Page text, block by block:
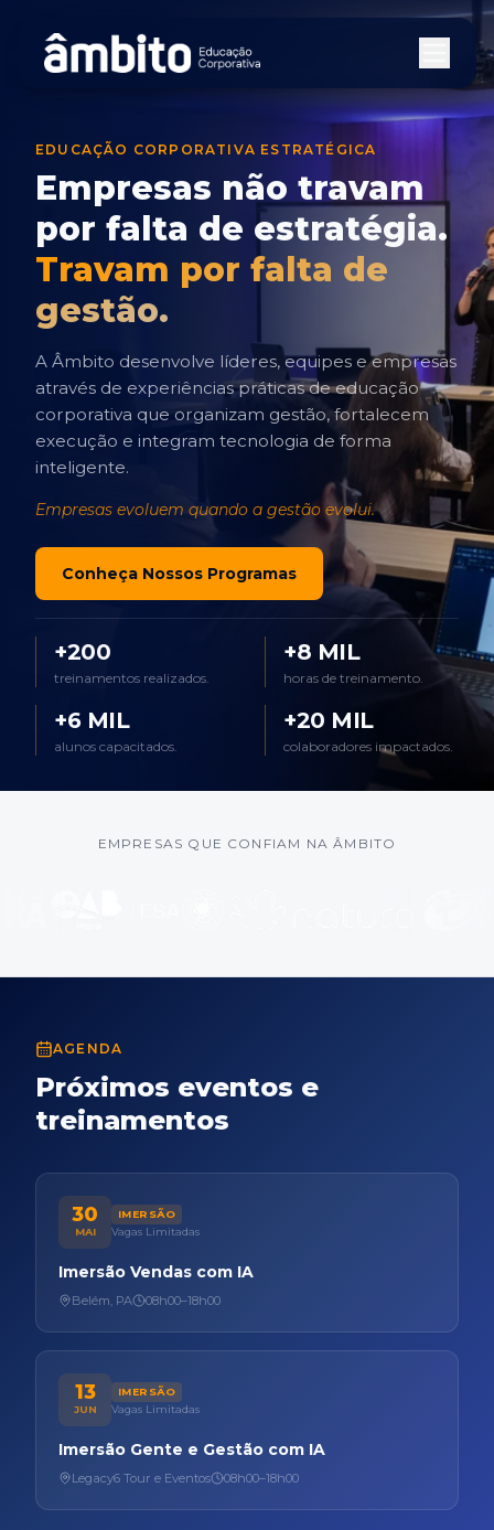
EDUCAÇÃO CORPORATIVA ESTRATÉGICA
Empresas não travam
por falta de estratégia.
Travam por falta de
gestão.
A Âmbito desenvolve líderes, equipes e empresas
através de experiências práticas de educação
corporativa que organizam gestão, fortalecem
execução e integram tecnologia de forma
inteligente.
Empresas evoluem quando a gestão evolui.
Conheça Nossos Programas
+200
treinamentos realizados.
+8 MIL
horas de treinamento.
+6 MIL
alunos capacitados.
+20 MIL
colaboradores impactados.
EMPRESAS QUE CONFIAM NA ÂMBITO
AGENDA
Próximos eventos e
treinamentos
30
MAI
IMERSÃO
Vagas Limitadas
Imersão Vendas com IA
Belém, PA 08h00–18h00
13
JUN
IMERSÃO
Vagas Limitadas
Imersão Gente e Gestão com IA
Legacy6 Tour e Eventos 08h00–18h00